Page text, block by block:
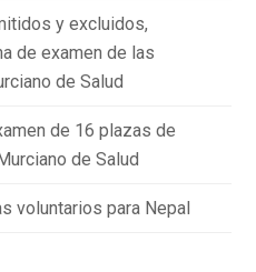
y excluidos,
de examen de las
de Salud
de 16 plazas de
de Salud
voluntarios para Nepal